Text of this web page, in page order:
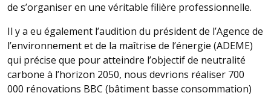
de s’organiser en une véritable filière professionnelle.
Il y a eu également l’audition du président de l’Agence de
l’environnement et de la maîtrise de l’énergie (ADEME)
qui précise que pour atteindre l’objectif de neutralité
carbone à l’horizon 2050, nous devrions réaliser 700
000 rénovations BBC (bâtiment basse consommation)